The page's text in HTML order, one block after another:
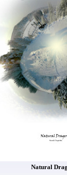
Natural